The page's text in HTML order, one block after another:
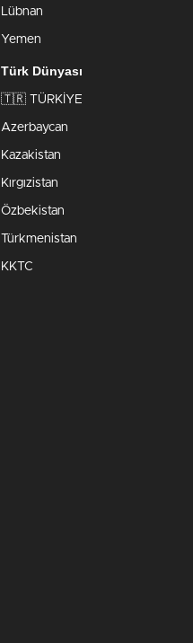
Lübnan
Yemen
Türk Dünyası
🇹🇷 TÜRKİYE
Azerbaycan
Kazakistan
Kırgızistan
Özbekistan
Türkmenistan
KKTC